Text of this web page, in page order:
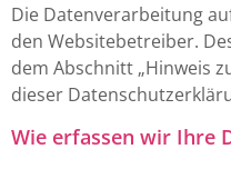
Die Datenverarbeitung
den Websitebetreiber.
dem Abschnitt „Hinweis
dieser
Wie erfassen wir Ihre